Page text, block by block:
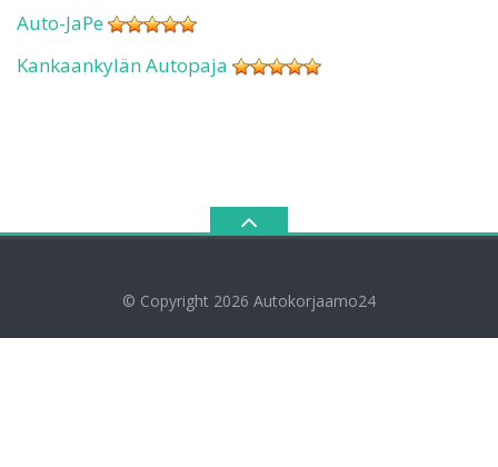
Auto-JaPe
Kankaankylän Autopaja
© Copyright 2026 Autokorjaamo24